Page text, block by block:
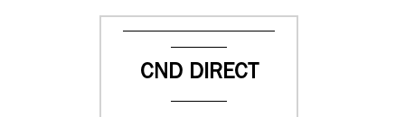
CND DIRECT